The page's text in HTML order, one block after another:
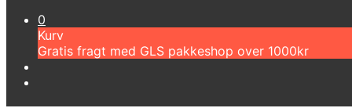
0
Kurv
Gratis fragt med GLS pakkeshop over 1000kr